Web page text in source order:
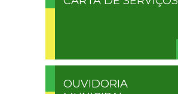
OUVIDORIA